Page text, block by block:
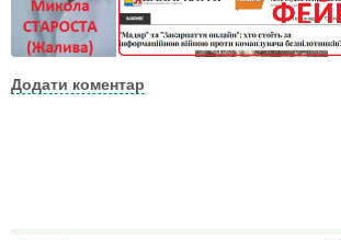
Додати коментар